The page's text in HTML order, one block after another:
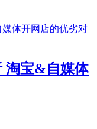
淘宝&自媒体